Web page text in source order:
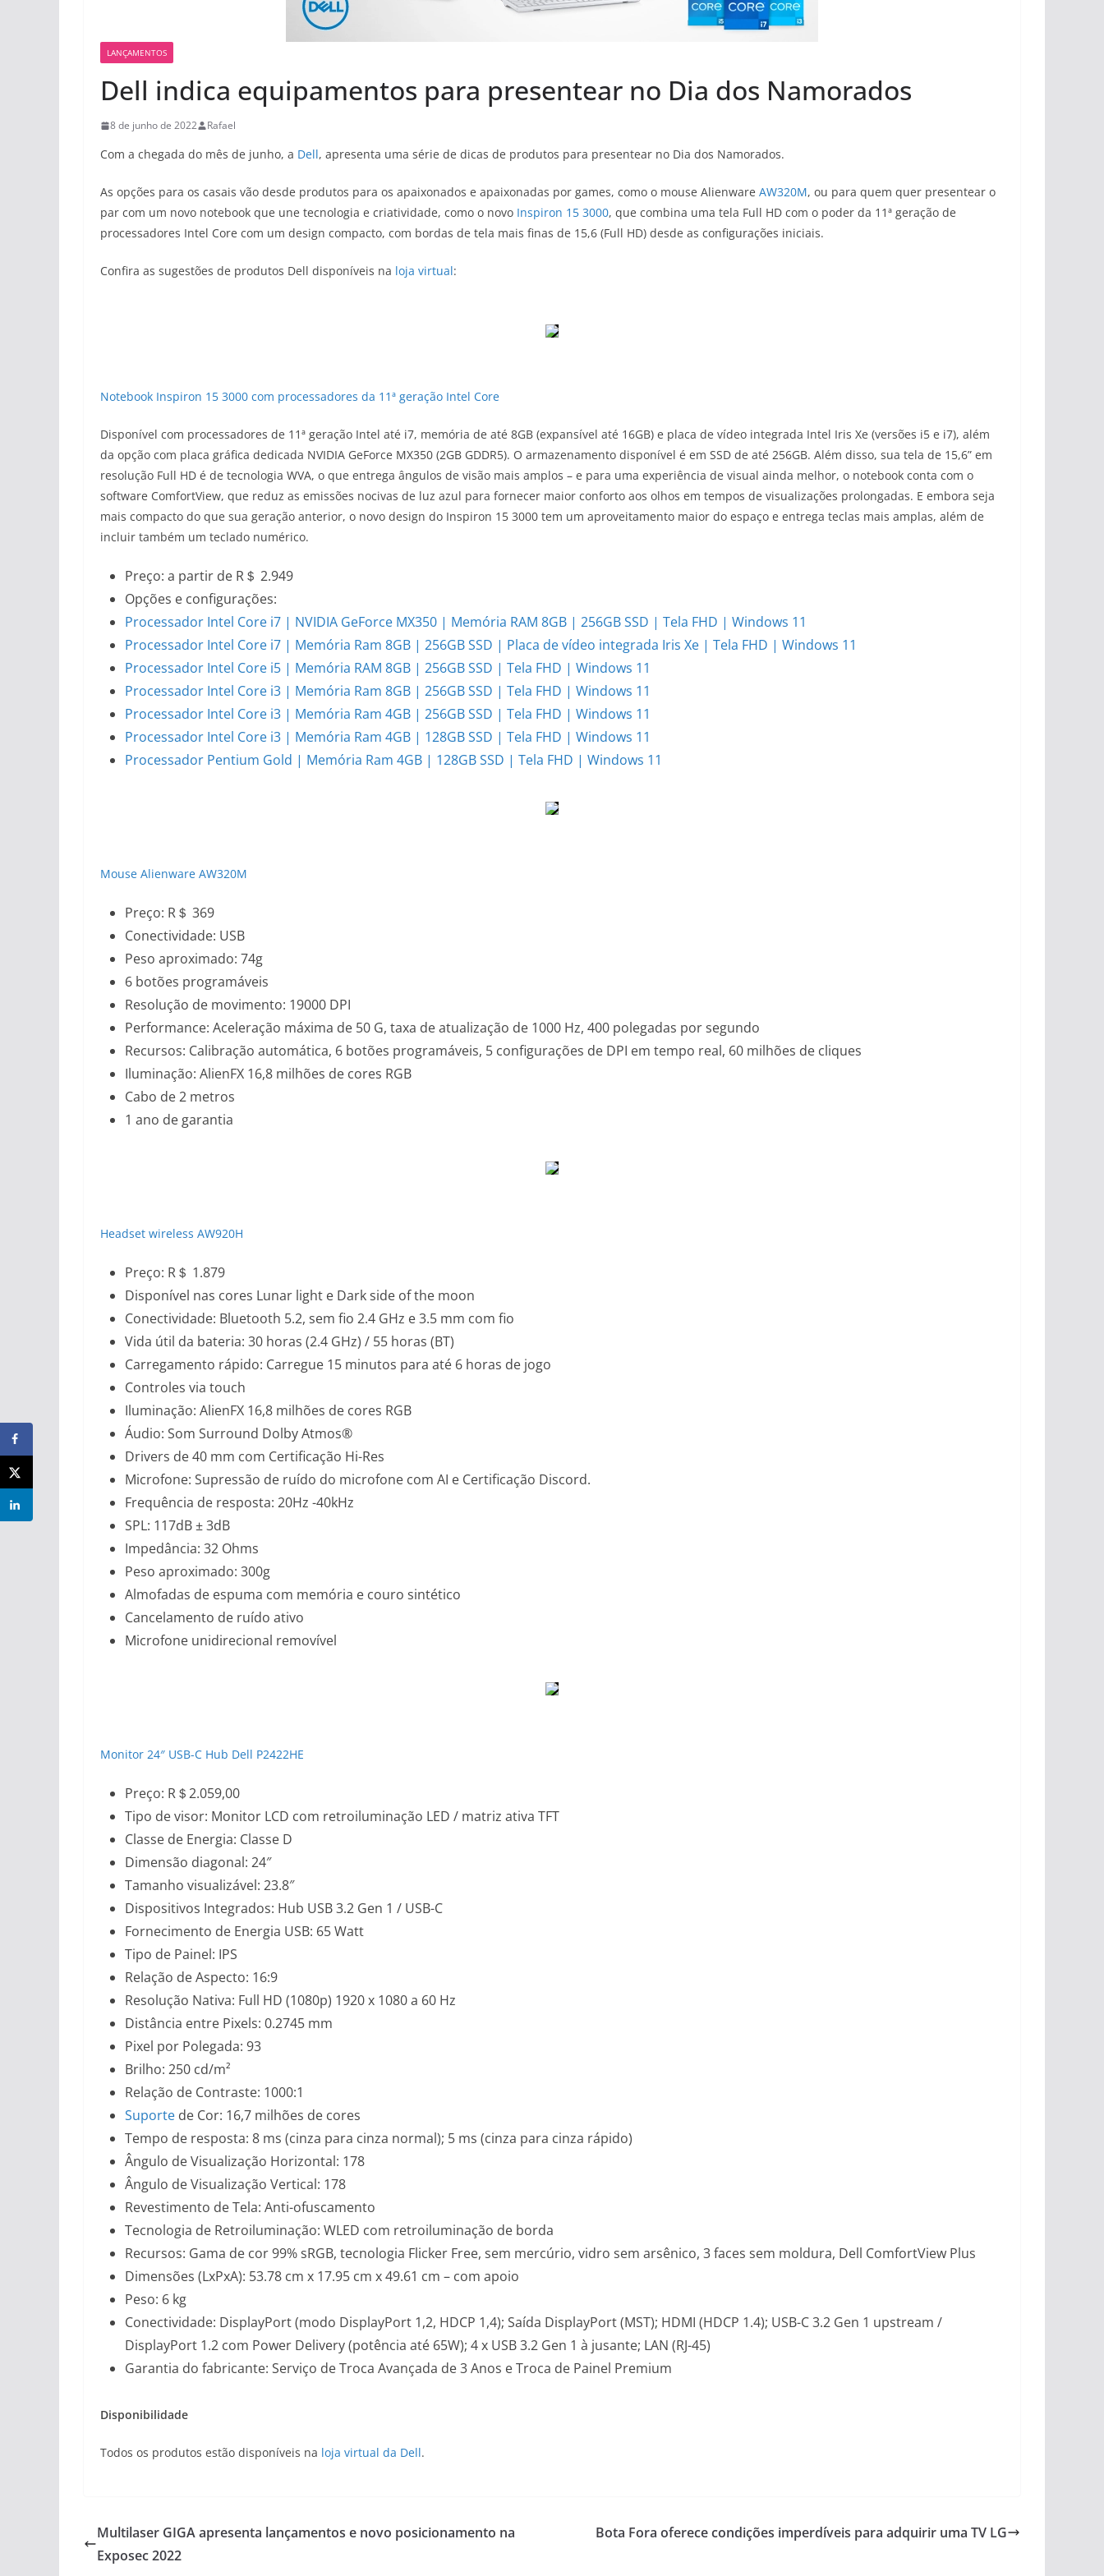
LANÇAMENTOS
Dell indica equipamentos para presentear no Dia dos Namorados
8 de junho de 2022 Rafael
Com a chegada do mês de junho, a Dell, apresenta uma série de dicas de produtos para presentear no Dia dos Namorados.
As opções para os casais vão desde produtos para os apaixonados e apaixonadas por games, como o mouse Alienware AW320M, ou para quem quer presentear o
par com um novo notebook que une tecnologia e criatividade, como o novo Inspiron 15 3000, que combina uma tela Full HD com o poder da 11ª geração de
processadores Intel Core com um design compacto, com bordas de tela mais finas de 15,6 (Full HD) desde as configurações iniciais.
Confira as sugestões de produtos Dell disponíveis na loja virtual:
Notebook Inspiron 15 3000 com processadores da 11ª geração Intel Core
Disponível com processadores de 11ª geração Intel até i7, memória de até 8GB (expansível até 16GB) e placa de vídeo integrada Intel Iris Xe (versões i5 e i7), além
da opção com placa gráfica dedicada NVIDIA GeForce MX350 (2GB GDDR5). O armazenamento disponível é em SSD de até 256GB. Além disso, sua tela de 15,6” em
resolução Full HD é de tecnologia WVA, o que entrega ângulos de visão mais amplos – e para uma experiência de visual ainda melhor, o notebook conta com o
software ComfortView, que reduz as emissões nocivas de luz azul para fornecer maior conforto aos olhos em tempos de visualizações prolongadas. E embora seja
mais compacto do que sua geração anterior, o novo design do Inspiron 15 3000 tem um aproveitamento maior do espaço e entrega teclas mais amplas, além de
incluir também um teclado numérico.
Preço: a partir de R＄ 2.949
Opções e configurações:
Processador Intel Core i7 | NVIDIA GeForce MX350 | Memória RAM 8GB | 256GB SSD | Tela FHD | Windows 11
Processador Intel Core i7 | Memória Ram 8GB | 256GB SSD | Placa de vídeo integrada Iris Xe | Tela FHD | Windows 11
Processador Intel Core i5 | Memória RAM 8GB | 256GB SSD | Tela FHD | Windows 11
Processador Intel Core i3 | Memória Ram 8GB | 256GB SSD | Tela FHD | Windows 11
Processador Intel Core i3 | Memória Ram 4GB | 256GB SSD | Tela FHD | Windows 11
Processador Intel Core i3 | Memória Ram 4GB | 128GB SSD | Tela FHD | Windows 11
Processador Pentium Gold | Memória Ram 4GB | 128GB SSD | Tela FHD | Windows 11
Mouse Alienware AW320M
Preço: R＄ 369
Conectividade: USB
Peso aproximado: 74g
6 botões programáveis
Resolução de movimento: 19000 DPI
Performance: Aceleração máxima de 50 G, taxa de atualização de 1000 Hz, 400 polegadas por segundo
Recursos: Calibração automática, 6 botões programáveis, 5 configurações de DPI em tempo real, 60 milhões de cliques
Iluminação: AlienFX 16,8 milhões de cores RGB
Cabo de 2 metros
1 ano de garantia
Headset wireless AW920H
Preço: R＄ 1.879
Disponível nas cores Lunar light e Dark side of the moon
Conectividade: Bluetooth 5.2, sem fio 2.4 GHz e 3.5 mm com fio
Vida útil da bateria: 30 horas (2.4 GHz) / 55 horas (BT)
Carregamento rápido: Carregue 15 minutos para até 6 horas de jogo
Controles via touch
Iluminação: AlienFX 16,8 milhões de cores RGB
Áudio: Som Surround Dolby Atmos®
Drivers de 40 mm com Certificação Hi-Res
Microfone: Supressão de ruído do microfone com AI e Certificação Discord.
Frequência de resposta: 20Hz -40kHz
SPL: 117dB ± 3dB
Impedância: 32 Ohms
Peso aproximado: 300g
Almofadas de espuma com memória e couro sintético
Cancelamento de ruído ativo
Microfone unidirecional removível
Monitor 24″ USB-C Hub Dell P2422HE
Preço: R＄2.059,00
Tipo de visor: Monitor LCD com retroiluminação LED / matriz ativa TFT
Classe de Energia: Classe D
Dimensão diagonal: 24″
Tamanho visualizável: 23.8″
Dispositivos Integrados: Hub USB 3.2 Gen 1 / USB-C
Fornecimento de Energia USB: 65 Watt
Tipo de Painel: IPS
Relação de Aspecto: 16:9
Resolução Nativa: Full HD (1080p) 1920 x 1080 a 60 Hz
Distância entre Pixels: 0.2745 mm
Pixel por Polegada: 93
Brilho: 250 cd/m²
Relação de Contraste: 1000:1
Suporte de Cor: 16,7 milhões de cores
Tempo de resposta: 8 ms (cinza para cinza normal); 5 ms (cinza para cinza rápido)
Ângulo de Visualização Horizontal: 178
Ângulo de Visualização Vertical: 178
Revestimento de Tela: Anti-ofuscamento
Tecnologia de Retroiluminação: WLED com retroiluminação de borda
Recursos: Gama de cor 99% sRGB, tecnologia Flicker Free, sem mercúrio, vidro sem arsênico, 3 faces sem moldura, Dell ComfortView Plus
Dimensões (LxPxA): 53.78 cm x 17.95 cm x 49.61 cm – com apoio
Peso: 6 kg
Conectividade: DisplayPort (modo DisplayPort 1,2, HDCP 1,4); Saída DisplayPort (MST); HDMI (HDCP 1.4); USB-C 3.2 Gen 1 upstream /
DisplayPort 1.2 com Power Delivery (potência até 65W); 4 x USB 3.2 Gen 1 à jusante; LAN (RJ-45)
Garantia do fabricante: Serviço de Troca Avançada de 3 Anos e Troca de Painel Premium
Disponibilidade
Todos os produtos estão disponíveis na loja virtual da Dell.
Multilaser GIGA apresenta lançamentos e novo posicionamento na
Exposec 2022
Bota Fora oferece condições imperdíveis para adquirir uma TV LG